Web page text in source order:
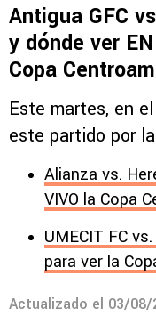
Antigua GFC
y dónde ver
Copa
Este martes, en
este partido por
Alianza vs.
VIVO la Copa
UMECIT FC
para ver la
Actualizado el 03/08/